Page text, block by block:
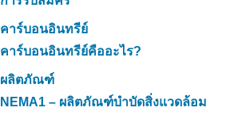
คาร์บอนอินทรีย์
คาร์บอนอินทรีย์คืออะไร?
ผลิตภัณฑ์
NEMA1 – ผลิตภัณฑ์บำบัดสิ่งแวดล้อม